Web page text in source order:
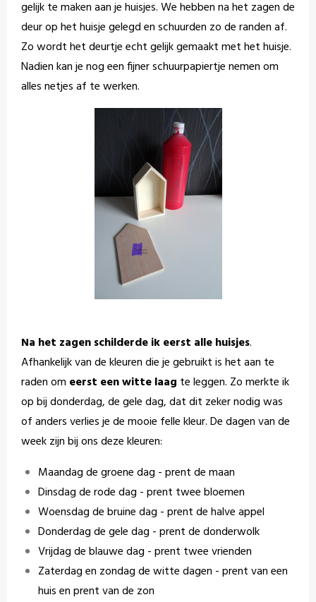
gelijk te maken aan je huisjes. We hebben na het zagen de
deur op het huisje gelegd en schuurden zo de randen af.
Zo wordt het deurtje echt gelijk gemaakt met het huisje.
Nadien kan je nog een fijner schuurpapiertje nemen om
alles netjes af te werken.
Na het zagen schilderde ik eerst alle huisjes.
Afhankelijk van de kleuren die je gebruikt is het aan te
raden om eerst een witte laag te leggen. Zo merkte ik
op bij donderdag, de gele dag, dat dit zeker nodig was
of anders verlies je de mooie felle kleur. De dagen van de
week zijn bij ons deze kleuren:
Maandag de groene dag - prent de maan
Dinsdag de rode dag - prent twee bloemen
Woensdag de bruine dag - prent de halve appel
Donderdag de gele dag - prent de donderwolk
Vrijdag de blauwe dag - prent twee vrienden
Zaterdag en zondag de witte dagen - prent van een
huis en prent van de zon